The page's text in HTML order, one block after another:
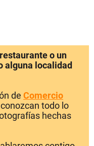
o un
alguna localidad
de Comercio
todo lo
hechas